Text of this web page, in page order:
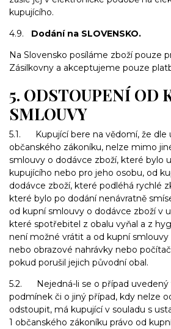
kupujícího.
4.9. Dodání na SLOVENSKO.
Na Slovensko posíláme zboží pouze
Zásilkovny a akceptujeme pouze
5. ODSTOUPENÍ OD
SMLOUVY
5.1. Kupující bere na vědomí, že dle
občanského zákoníku, nelze mimo
smlouvy o dodávce zboží, které bylo
kupujícího nebo pro jeho osobu, od
dodávce zboží, které podléhá rychlé
které bylo po dodání nenávratně
od kupní smlouvy o dodávce zboží v
které spotřebitel z obalu vyňal a z
není možné vrátit a od kupní
nebo obrazové nahrávky nebo
pokud porušil jejich původní obal.
5.2. Nejedná-li se o případ uvedený
podmínek či o jiný případ, kdy nelze
odstoupit, má kupující v souladu s
1 občanského zákoníku právo od